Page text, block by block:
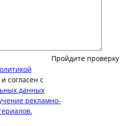
Пройдите проверку
и согласен с
данных
рекламно-